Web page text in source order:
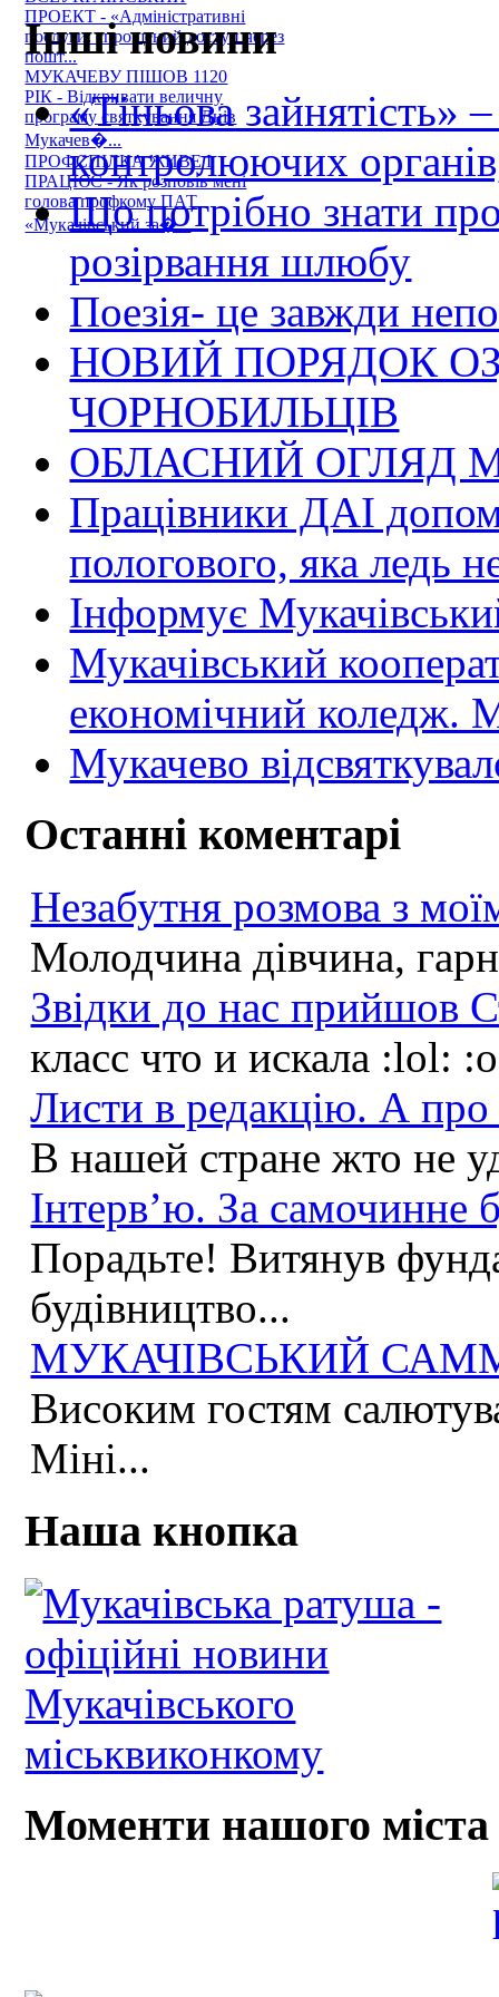
ПРОЕКТ - «Адміністративні
послуги: спрощений доступ через
пошт...
МУКАЧЕВУ ПІШОВ 1120
РІК - Відкривати величну
програму святкування Днів
Мукачев�...
ПРОФСПІЛКА ЖИВЕ І
ПРАЦЮЄ - Як розповів мені
голова профкому ПАТ
«Мукачівський за�...
Інші новини
«Тіньова зайнятість»
контролюючих
Що потрібно знати
розірвання шлюбу
Поезія- це завжди
НОВИЙ ПОРЯДОК
ЧОРНОБИЛЬЦІВ
ОБЛАСНИЙ ОГЛЯД
Працівники ДАІ
пологового, яка ледь
Інформує
Мукачівський
економічний
Мукачево
Останні коментарі
Незабутня розмова з
Молодчина дівчина,
Звідки до нас прийшов
класс что и искала :lol:
Листи в редакцію. А
В нашей стране жто не
Інтерв’ю. За самочинне
Порадьте! Витянув
будівництво...
МУКАЧІВСЬКИЙ
Високим гостям
Міні...
Наша кнопка
Моменти нашого міста